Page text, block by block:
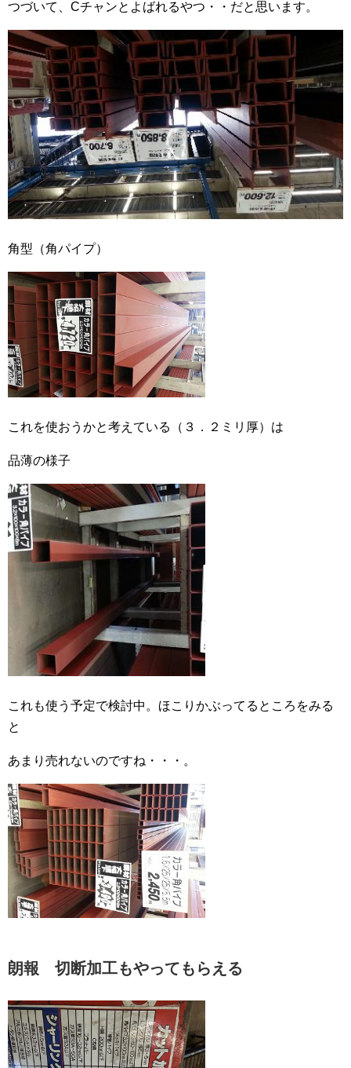
つづいて、Cチャンとよばれるやつ・・だと思います。
角型（角パイプ）
これを使おうかと考えている（３．２ミリ厚）は
品薄の様子
これも使う予定で検討中。ほこりかぶってるところをみる
と
あまり売れないのですね・・・。
朗報 切断加工もやってもらえる